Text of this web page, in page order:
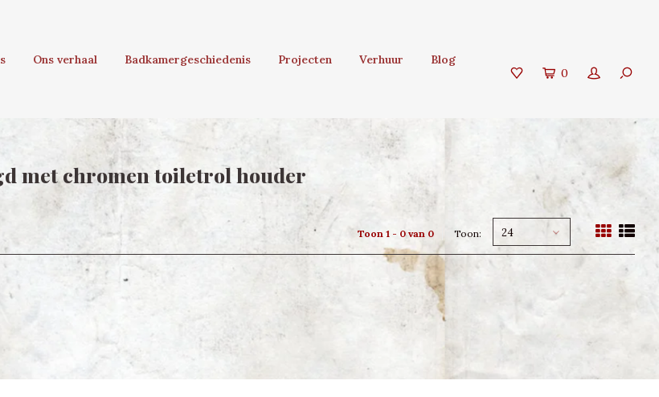
Ons verhaal Badkamergeschiedenis Projecten Verhuur
Blog
0
met chromen toiletrol houder
Toon 1 - 0 van 0 Toon: 24